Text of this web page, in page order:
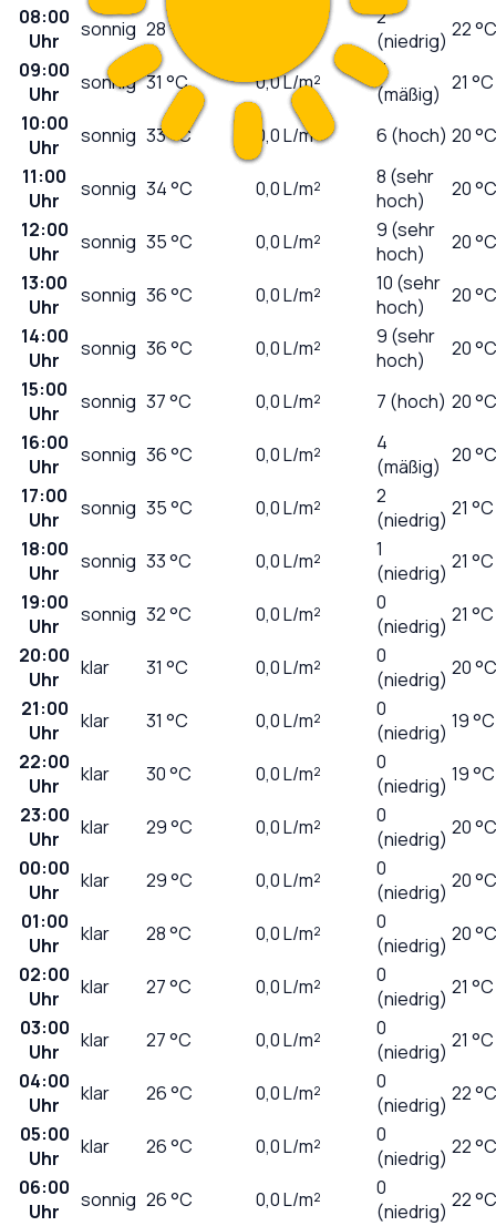
08:00
Uhr
sonnig 28°C
2
(niedrig) 22 °C
09:00
Uhr
sonnig 31 °C 0,0L/m²
3
(mäßig) 21 °C
10:00
Uhr
sonnig 33°C 0,0L/m² 6 (hoch) 20 °C
11:00
Uhr
sonnig 34°C 0,0L/m²
8 (sehr
hoch)
20 °C
12:00
Uhr
sonnig 35°C 0,0L/m²
9 (sehr
hoch)
20 °C
13:00
Uhr
sonnig 36°C 0,0L/m²
10 (sehr
hoch)
20 °C
14:00
Uhr
sonnig 36°C 0,0L/m²
9 (sehr
hoch)
20 °C
15:00
Uhr
sonnig 37°C 0,0L/m² 7 (hoch) 20 °C
16:00
Uhr
sonnig 36°C 0,0L/m²
4
(mäßig) 20 °C
17:00
Uhr
sonnig 35°C 0,0L/m²
2
(niedrig) 21 °C
18:00
Uhr
sonnig 33°C 0,0L/m²
1
(niedrig) 21 °C
19:00
Uhr
sonnig 32°C 0,0L/m²
0
(niedrig) 21 °C
20:00
Uhr
klar 31 °C 0,0L/m²
0
(niedrig) 20 °C
21:00
Uhr
klar 31 °C 0,0L/m²
0
(niedrig) 19 °C
22:00
Uhr
klar 30°C 0,0L/m²
0
(niedrig) 19 °C
23:00
Uhr
klar 29°C 0,0L/m²
0
(niedrig) 20 °C
00:00
Uhr
klar 29°C 0,0L/m²
0
(niedrig) 20 °C
01:00
Uhr
klar 28°C 0,0L/m²
0
(niedrig) 20 °C
02:00
Uhr
klar 27°C 0,0L/m²
0
(niedrig) 21 °C
03:00
Uhr
klar 27°C 0,0L/m²
0
(niedrig) 21 °C
04:00
Uhr
klar 26°C 0,0L/m²
0
(niedrig) 22 °C
05:00
Uhr
klar 26°C 0,0L/m²
0
(niedrig) 22 °C
06:00
Uhr
sonnig 26°C 0,0L/m²
0
(niedrig) 22 °C